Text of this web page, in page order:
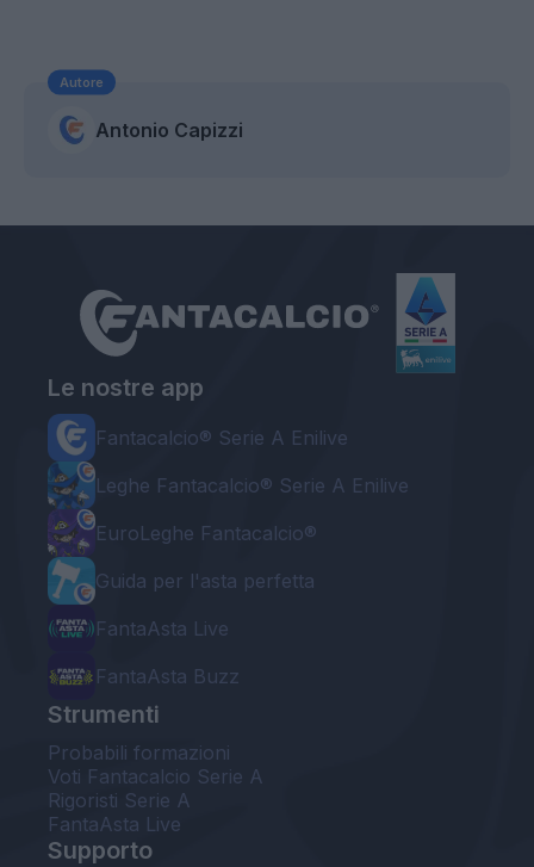
Autore
Antonio Capizzi
Le nostre app
Fantacalcio® Serie A Enilive
Leghe Fantacalcio® Serie A Enilive
EuroLeghe Fantacalcio®
Guida per l'asta perfetta
FantaAsta Live
FantaAsta Buzz
Strumenti
Probabili formazioni
Voti Fantacalcio Serie A
Rigoristi Serie A
FantaAsta Live
Supporto